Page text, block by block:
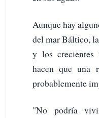
Aunque hay
del mar Báltico,
y los crecientes
hacen que una
probablemente
"No podría